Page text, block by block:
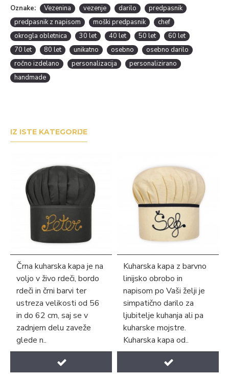
Oznake: Vezenina vezenje darilo
predpasnik
predpasnik z napisom
moški predpasnik
chef
okrogla obletnica
30 let 40 let 50 let
60 let
70 let
80 let unikatno osebno
osebno darilo
ročno izdelano
personalizacija
personalizirano
handmade
IZ ISTE KATEGORIJE
Črna kuharska kapa je na
voljo v živo rdeči, bordo
rdeči in črni barvi ter
ustreza velikosti od 56
in do 62 cm, saj se v
zadnjem delu zaveže
glede n..
Kuharska kapa z barvno
linijsko obrobo in
napisom po Vaši želji je
simpatično darilo za
ljubitelje kuhanja ali pa
kuharske mojstre.
Kuharska kapa od..